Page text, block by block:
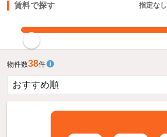
賃料で探す 指定なし
物件数38件